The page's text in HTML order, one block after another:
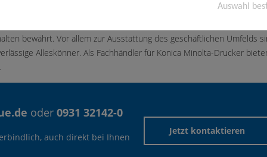
Auswahl
bewährt. Vor allem zur Ausstattung des geschäftlichen Umfelds
Alleskönner. Als Fachhändler für Konica Minolta-Drucker
oder 0931 32142-0
auch direkt bei Ihnen
Jetzt kontaktieren